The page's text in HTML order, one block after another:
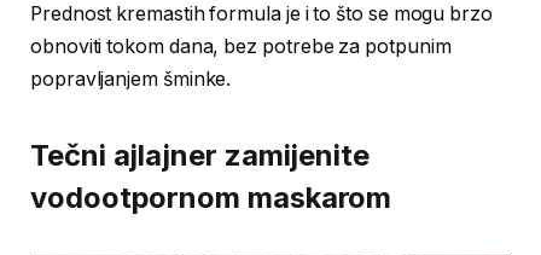
Prednost kremastih formula je i to što se mogu brzo
obnoviti tokom dana, bez potrebe za potpunim
popravljanjem šminke.
Tečni ajlajner zamijenite
vodootpornom maskarom